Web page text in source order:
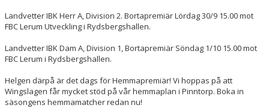
Landvetter IBK Herr A, Division 2. Bortapremiär Lördag 30/9 15.00 mot
FBC Lerum Utveckling i Rydsbergshallen.
Landvetter IBK Dam A, Division 1, Bortapremiär Söndag 1/10 15.00 mot
FBC Lerum i Rydsbergshallen.
Helgen därpå är det dags för Hemmapremiär! Vi hoppas på att
Wingslagen får mycket stöd på vår hemmaplan i Pinntorp. Boka in
säsongens hemmamatcher redan nu!